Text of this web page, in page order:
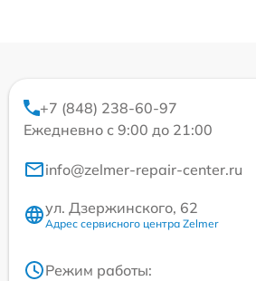
+7 (848) 238-60-97
Ежедневно с 9:00 до 21:00
info@zelmer-repair-center.ru
ул. Дзержинского, 62
Адрес сервисного центра Zelmer
Режим работы: